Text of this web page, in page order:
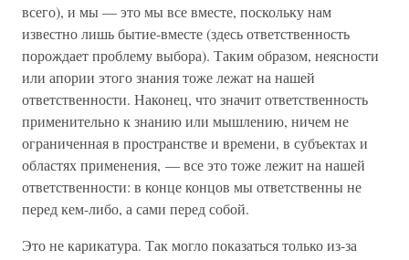
всего), и мы — это мы все вместе, поскольку нам
известно лишь бытие-вместе (здесь ответственность
порождает проблему выбора). Таким образом, неясности
или апории этого знания тоже лежат на нашей
ответственности. Наконец, что значит ответственность
применительно к знанию или мышлению, ничем не
ограниченная в пространстве и времени, в субъектах и
областях применения, — все это тоже лежит на нашей
ответственности: в конце концов мы ответственны не
перед кем-либо, а сами перед собой.
Это не карикатура. Так могло показаться только из-за